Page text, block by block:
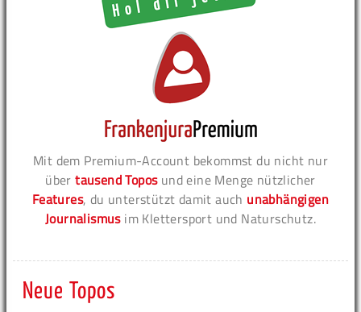
Mit dem Premium-Account bekommst du nicht nur
übertausend Toposund eine Menge nützlicher
Features, du unterstützt damit auch unabhängigen
Journalismusim Klettersport und Naturschutz.
Neue Topos